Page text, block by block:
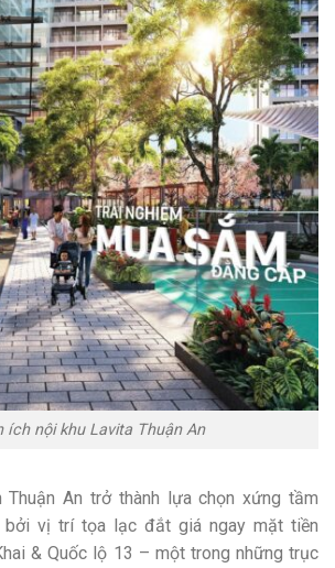
ích nội khu Lavita Thuận An
Thuận An trở thành lựa chọn xứng tầm
bởi vị trí tọa lạc đắt giá ngay mặt tiền
& Quốc lộ 13 – một trong những trục